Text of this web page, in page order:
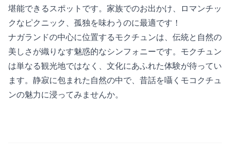
堪能できるスポットです。家族でのお出かけ、ロマンチッ
クなピクニック、孤独を味わうのに最適です！
ナガランドの中心に位置するモクチュンは、伝統と自然の
美しさが織りなす魅惑的なシンフォニーです。モクチュン
は単なる観光地ではなく、文化にあふれた体験が待ってい
ます。静寂に包まれた自然の中で、昔話を囁くモコクチュ
ンの魅力に浸ってみませんか。